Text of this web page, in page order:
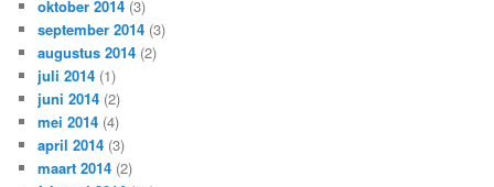
oktober 2014 (3)
september 2014 (3)
augustus 2014 (2)
juli 2014 (1)
juni 2014 (2)
mei 2014 (4)
april 2014 (3)
maart 2014 (2)